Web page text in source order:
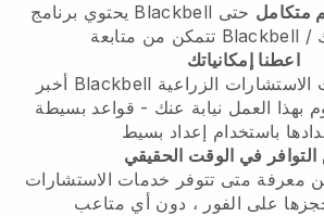
Blackbell متكامل حتى
Blackbell
اعطنا إمكانياتك
أخبر Blackbell متى تتوفر خدمات الاستشارات الزراعية
بهذا العمل نيابة عنك - قواعد بسيطة
في الوقت الحقيقي
معرفة متى تتوفر خدمات الاستشارات
على الفور